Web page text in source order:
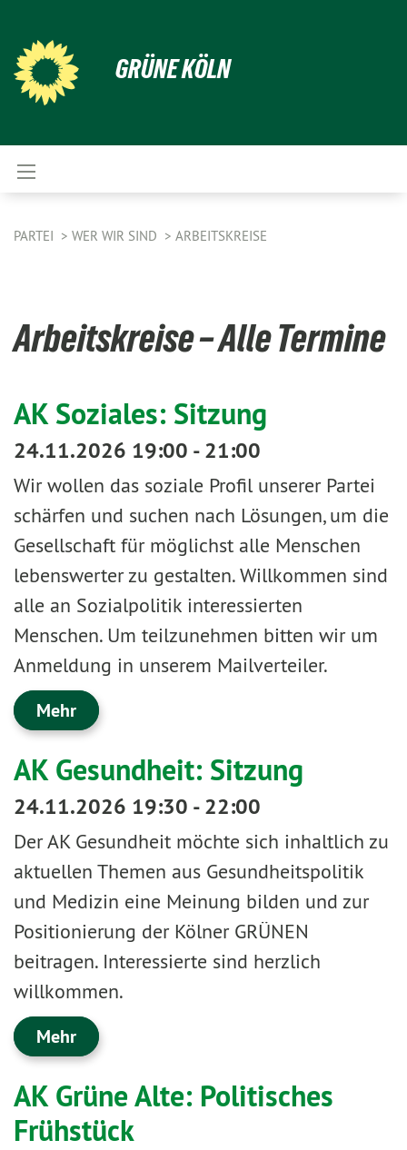
GRÜNE KÖLN
PARTEI WER WIR SIND ARBEITSKREISE
Arbeitskreise – Alle Termine
AK Soziales: Sitzung
24.11.2026 19:00 - 21:00
Wir wollen das soziale Profil unserer Partei
schärfen und suchen nach Lösungen, um die
Gesellschaft für möglichst alle Menschen
lebenswerter zu gestalten. Willkommen sind
alle an Sozialpolitik interessierten
Menschen. Um teilzunehmen bitten wir um
Anmeldung in unserem Mailverteiler.
Mehr
AK Gesundheit: Sitzung
24.11.2026 19:30 - 22:00
Der AK Gesundheit möchte sich inhaltlich zu
aktuellen Themen aus Gesundheitspolitik
und Medizin eine Meinung bilden und zur
Positionierung der Kölner GRÜNEN
beitragen. Interessierte sind herzlich
willkommen.
Mehr
AK Grüne Alte: Politisches
Frühstück